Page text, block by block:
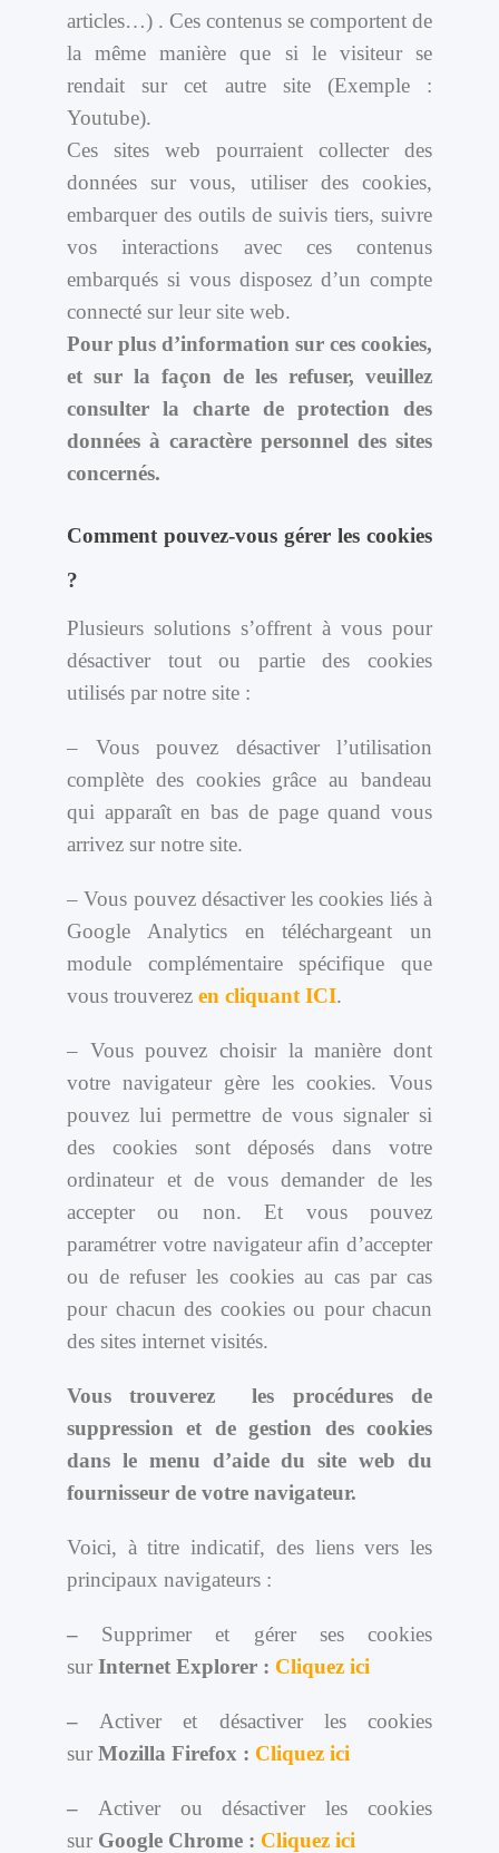
articles…) . Ces contenus se comportent de
la même manière que si le visiteur se
rendait sur cet autre site (Exemple :
Youtube).
Ces sites web pourraient collecter des
données sur vous, utiliser des cookies,
embarquer des outils de suivis tiers, suivre
vos interactions avec ces contenus
embarqués si vous disposez d’un compte
connecté sur leur site web.
Pour plus d’information sur ces cookies,
et sur la façon de les refuser, veuillez
consulter la charte de protection des
données à caractère personnel des sites
concernés.
Comment pouvez-vous gérer les cookies
?
Plusieurs solutions s’offrent à vous pour
désactiver tout ou partie des cookies
utilisés par notre site :
– Vous pouvez désactiver l’utilisation
complète des cookies grâce au bandeau
qui apparaît en bas de page quand vous
arrivez sur notre site.
– Vous pouvez désactiver les cookies liés à
Google Analytics en téléchargeant un
module complémentaire spécifique que
vous trouverez en cliquant ICI.
– Vous pouvez choisir la manière dont
votre navigateur gère les cookies. Vous
pouvez lui permettre de vous signaler si
des cookies sont déposés dans votre
ordinateur et de vous demander de les
accepter ou non. Et vous pouvez
paramétrer votre navigateur afin d’accepter
ou de refuser les cookies au cas par cas
pour chacun des cookies ou pour chacun
des sites internet visités.
Vous trouverez les procédures de
suppression et de gestion des cookies
dans le menu d’aide du site web du
fournisseur de votre navigateur.
Voici, à titre indicatif, des liens vers les
principaux navigateurs :
– Supprimer et gérer ses cookies
sur Internet Explorer : Cliquez ici
– Activer et désactiver les cookies
sur Mozilla Firefox : Cliquez ici
–
Activer ou désactiver les cookies
sur Google Chrome : Cliquez ici